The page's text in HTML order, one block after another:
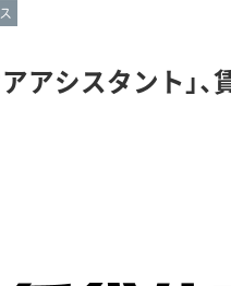
アアシスタント」